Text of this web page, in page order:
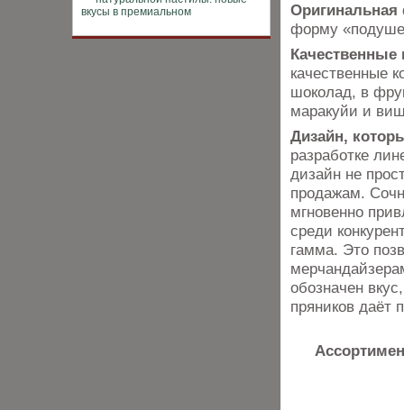
форму
Качественные
качественные
шоколад, в
маракуйи и
Дизайн,
разработке
дизайн не
продажам.
мгновенно
среди
гамма. Это
обозначен
пряников даёт